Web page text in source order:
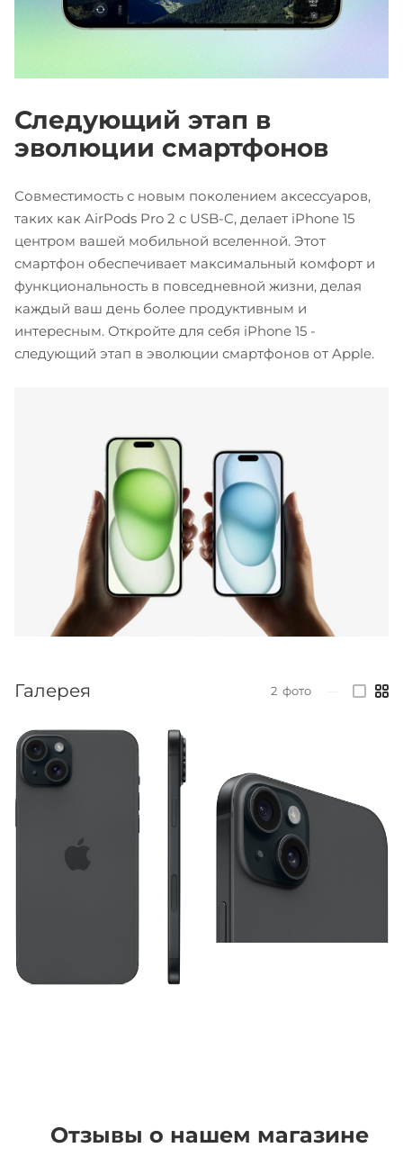
Следующий этап в
эволюции смартфонов
Совместимость с новым поколением аксессуаров,
таких как AirPods Pro 2 с USB-C, делает iPhone 15
центром вашей мобильной вселенной. Этот
смартфон обеспечивает максимальный комфорт и
функциональность в повседневной жизни, делая
каждый ваш день более продуктивным и
интересным. Откройте для себя iPhone 15 -
следующий этап в эволюции смартфонов от Apple.
Галерея 2 фото
Отзывы о нашем магазине